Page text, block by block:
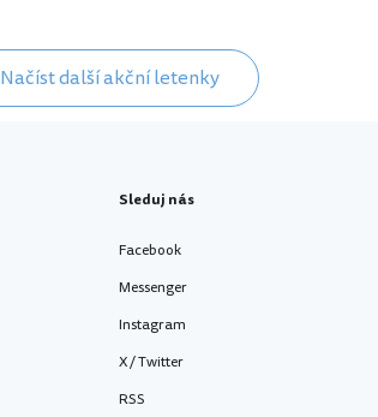
Načíst další akční letenky
Sleduj nás
Facebook
Messenger
Instagram
X / Twitter
RSS